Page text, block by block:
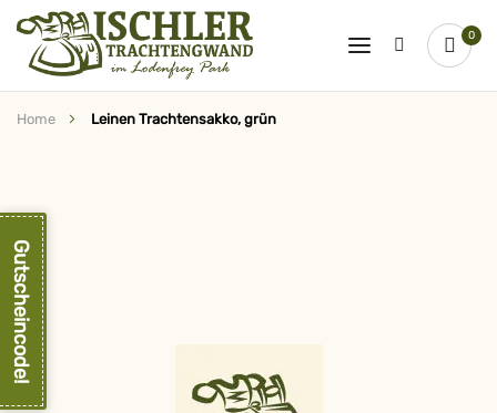
0
Home Leinen Trachtensakko, grün
springen
Gutscheincode!